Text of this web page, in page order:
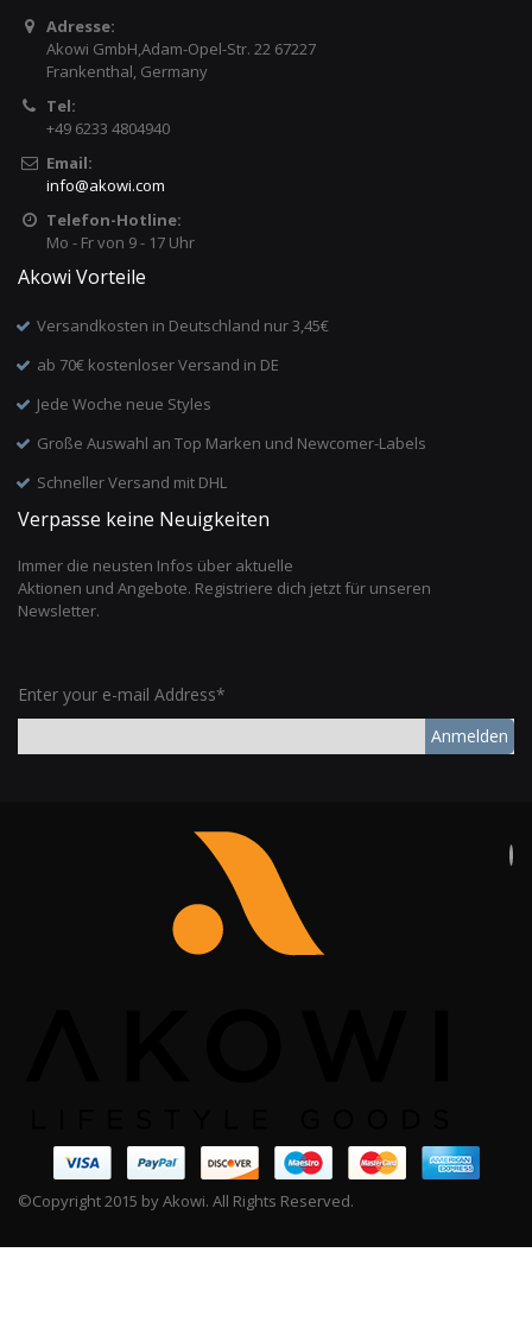
Adresse:
Akowi GmbH,Adam-Opel-Str. 22 67227
Frankenthal, Germany
Tel:
+49 6233 4804940
Email:
info@akowi.com
Telefon-Hotline:
Mo - Fr von 9 - 17 Uhr
Akowi Vorteile
Versandkosten in Deutschland nur 3,45€
ab 70€ kostenloser Versand in DE
Jede Woche neue Styles
Große Auswahl an Top Marken und Newcomer-Labels
Schneller Versand mit DHL
Verpasse keine Neuigkeiten
Immer die neusten Infos über aktuelle
Aktionen und Angebote. Registriere dich jetzt für unseren
Newsletter.
Enter your e-mail Address*
Anmelden
©Copyright 2015 by Akowi. All Rights Reserved.